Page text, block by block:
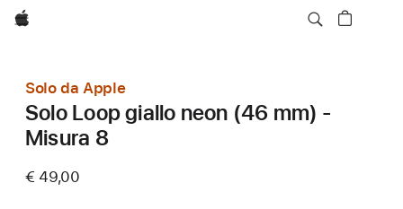
Apple
Solo da Apple
Solo Loop giallo neon (46 mm) -
Misura 8
€ 49,00